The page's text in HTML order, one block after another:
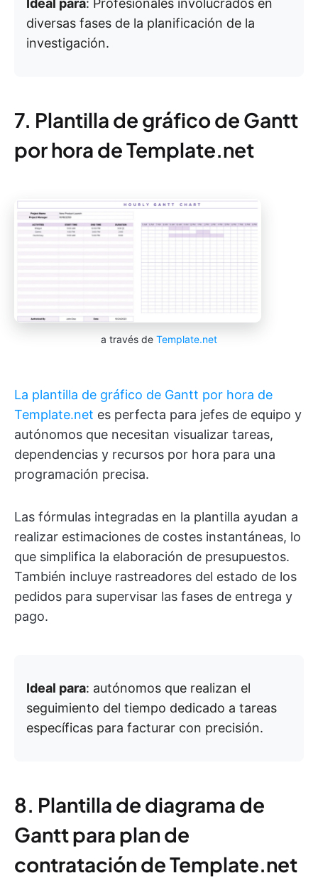
diversas fases de la planificación de la
investigación.
7. Plantilla de gráfico de Gantt
por hora de Template.net
a través de Template.net
La plantilla de gráfico de Gantt por hora de
Template.net es perfecta para jefes de equipo y
autónomos que necesitan visualizar tareas,
dependencias y recursos por hora para una
programación precisa.
Las fórmulas integradas en la plantilla ayudan a
realizar estimaciones de costes instantáneas, lo
que simplifica la elaboración de presupuestos.
También incluye rastreadores del estado de los
pedidos para supervisar las fases de entrega y
pago.
Ideal para: autónomos que realizan el
seguimiento del tiempo dedicado a tareas
específicas para facturar con precisión.
8. Plantilla de diagrama de
Gantt para plan de
contratación de Template.net